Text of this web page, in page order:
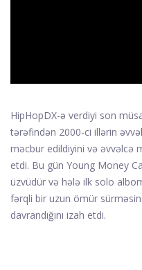
HipHopDX-ə verdiyi son
tərəfindən 2000-ci illərin
məcbur edildiyini və əvvəlcə
etdi. Bu gün Young Money
üzvüdür və hələ ilk solo
fərqli bir uzun ömür
davrandığını izah etdi.